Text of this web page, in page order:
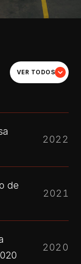
VER TODOS
2022
de
2021
2020